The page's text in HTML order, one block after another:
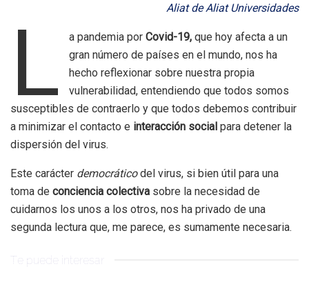
Aliat de Aliat Universidades
L a pandemia porCovid-19, que hoy afecta a un
gran número de países en el mundo, nos ha
hecho reflexionar sobre nuestra propia
vulnerabilidad, entendiendo que todos somos
susceptibles de contraerlo y que todos debemos contribuir
a minimizar el contacto e interacción social para detener la
dispersión del virus.
Este carácter democráticodel virus, si bien útil para una
toma de conciencia colectiva sobre la necesidad de
cuidarnos los unos a los otros, nos ha privado de una
segunda lectura que, me parece, es sumamente necesaria.
Te puede interesar